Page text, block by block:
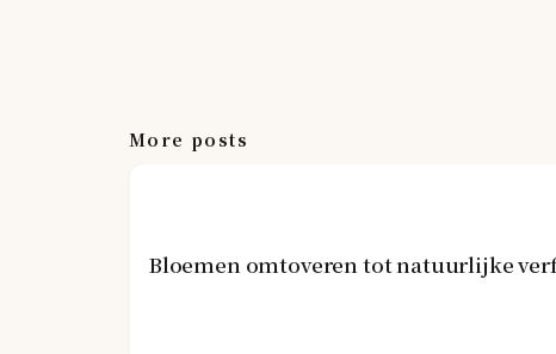
More posts
Bloemen omtoveren tot natuurlijke